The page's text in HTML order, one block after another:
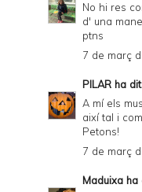
No hi res
d' una
ptns
7 de març
PILAR ha
A mí els
així tal i
Petons!
7 de març
Maduixa ha